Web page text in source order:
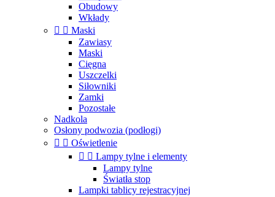
Obudowy
Wkłady
  Maski
Zawiasy
Maski
Cięgna
Uszczelki
Siłowniki
Zamki
Pozostałe
Nadkola
Osłony podwozia (podłogi)
  Oświetlenie
  Lampy tylne i elementy
Lampy tylne
Światła stop
Lampki tablicy rejestracyjnej